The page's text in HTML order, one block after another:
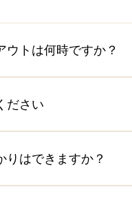
ウトは何時ですか？
クインをご希望の場合
後の荷物預かりも承っ
ださい
バーコード
りはできますか？